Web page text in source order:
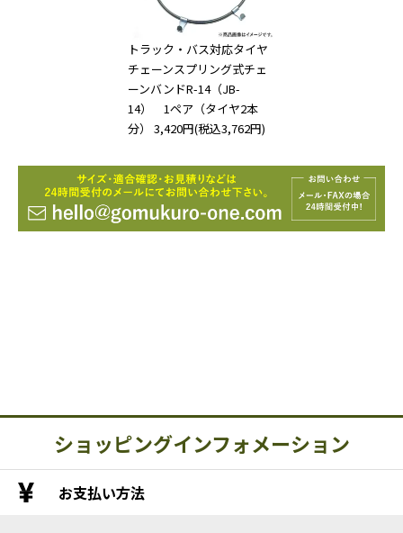
トラック・バス対応タイヤ
チェーンスプリング式チェ
ーンバンドR-14（JB-
14） 1ペア（タイヤ2本
分）
3,420円(税込3,762円)
ショッピングインフォメーション
お支払い方法